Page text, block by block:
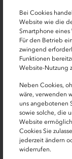
Bei Cookies
Website wie die
Smartphone eines
Für den Betrieb
zwingend
Funktionen
Website-Nutzung
Neben Cookies,
wäre, verwenden
uns angebotenen
sowie solche, die
Website
Cookies Sie
jederzeit ändern
widerrufen.
Abbildung
Zeitablauf
Ermittlung
Abbildung
Möglichkeit
Begleitung
Möglichkeit